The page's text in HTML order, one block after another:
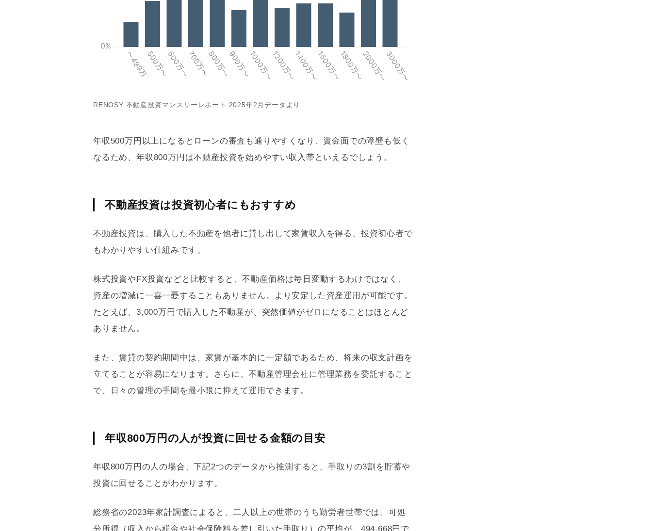
RENOSY 不動産投資マンスリーレポート 2025年2月データより
年収500万円以上になるとローンの審査も通りやすくなり、資金面での障壁も低く
なるため、年収800万円は不動産投資を始めやすい収入帯といえるでしょう。
不動産投資は投資初心者にもおすすめ
不動産投資は、購入した不動産を他者に貸し出して家賃収入を得る、投資初心者で
もわかりやすい仕組みです。
株式投資やFX投資などと比較すると、不動産価格は毎日変動するわけではなく、
資産の増減に一喜一憂することもありません。より安定した資産運用が可能です。
たとえば、3,000万円で購入した不動産が、突然価値がゼロになることはほとんど
ありません。
また、賃貸の契約期間中は、家賃が基本的に一定額であるため、将来の収支計画を
立てることが容易になります。さらに、不動産管理会社に管理業務を委託すること
で、日々の管理の手間を最小限に抑えて運用できます。
年収800万円の人が投資に回せる金額の目安
年収800万円の人の場合、下記2つのデータから推測すると、手取りの3割を貯蓄や
投資に回せることがわかります。
総務省の2023年家計調査によると、二人以上の世帯のうち勤労者世帯では、可処
分所得（収入から税金や社会保険料を差し引いた手取り）の平均が、494,668円で